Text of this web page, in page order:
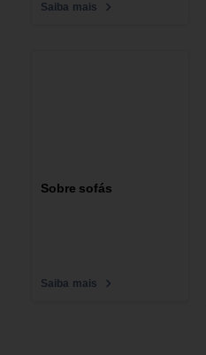
Saiba mais
Sobre sofás
Saiba mais